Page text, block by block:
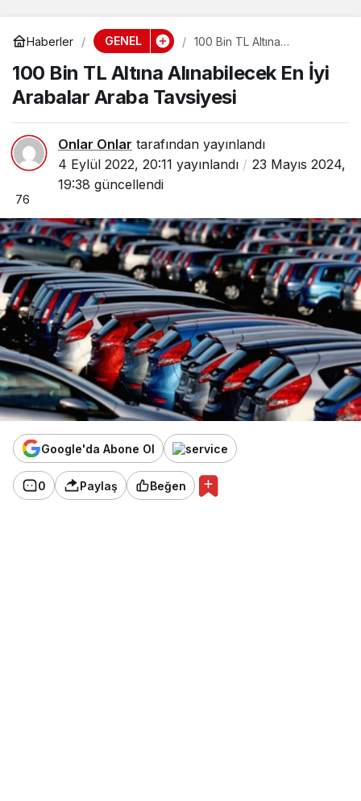
Haberler GENEL
100 Bin TL Altına
Araba Tavsiyesi
100 Bin TL Altına Alınabilecek En İyi
Arabalar Araba Tavsiyesi
Onlar Onlar tarafından yayınlandı
4 Eylül 2022, 20:11 yayınlandı
23 Mayıs 2024,
19:38 güncellendi
76
Google'da Abone Ol
0 Paylaş Beğen